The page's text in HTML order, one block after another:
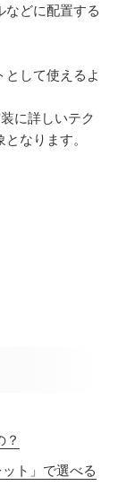
などに配置する
して使えるよ
に詳しいテク
なります。
ト」で選べる